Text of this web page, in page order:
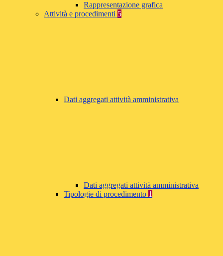
Rappresentazione grafica
Attività e procedimenti 5
Dati aggregati attività amministrativa
Dati aggregati attività amministrativa
Tipologie di procedimento 1